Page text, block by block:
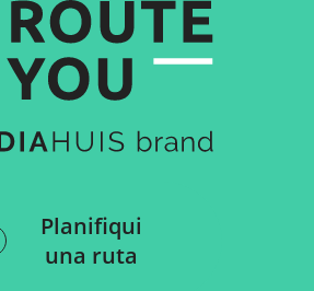
Planifiqui
una ruta